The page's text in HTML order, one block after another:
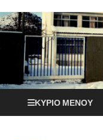
ΚΎΡΙΟ ΜΕΝΟΎ